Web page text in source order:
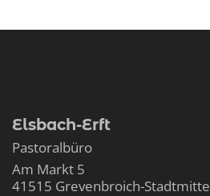
Elsbach-Erft
Pastoralbüro
Am Markt 5
41515 Grevenbroich-Stadtmitte